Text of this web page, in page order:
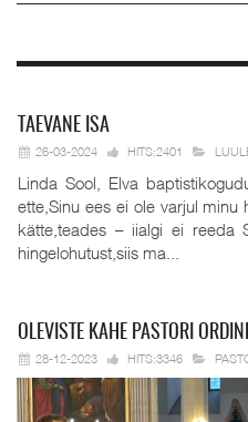
TAEVANE ISA
26-03-2024 HITS:2401
Linda Sool, Elva
ette,Sinu ees ei ole varjul minu
kätte,teades – iialgi ei reeda
hingelohutust,siis ma...
OLEVISTE KAHE PASTORI
28-12-2023 HITS:3346